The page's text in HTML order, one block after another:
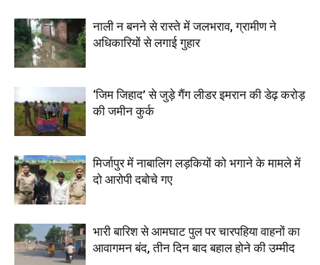
नाली न बनने से रास्ते में जलभराव, ग्रामीण ने
अधिकारियों से लगाई गुहार
‘जिम जिहाद’ से जुड़े गैंग लीडर इमरान की डेढ़ करोड़
की जमीन कुर्क
मिर्जापुर में नाबालिग लड़कियों को भगाने के मामले में
दो आरोपी दबोचे गए
भारी बारिश से आमघाट पुल पर चारपहिया वाहनों का
आवागमन बंद, तीन दिन बाद बहाल होने की उम्मीद